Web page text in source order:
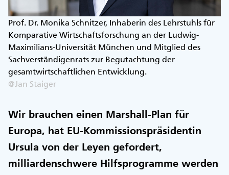
Prof. Dr. Monika Schnitzer, Inhaberin des Lehrstuhls für
Komparative Wirtschaftsforschung an der Ludwig-
Maximilians-Universität München und Mitglied des
Sachverständigenrats zur Begutachtung der
gesamtwirtschaftlichen Entwicklung.
@Jan Staiger
Wir brauchen einen Marshall-Plan für
Europa, hat EU-Kommissionspräsidentin
Ursula von der Leyen gefordert,
milliardenschwere Hilfsprogramme werden